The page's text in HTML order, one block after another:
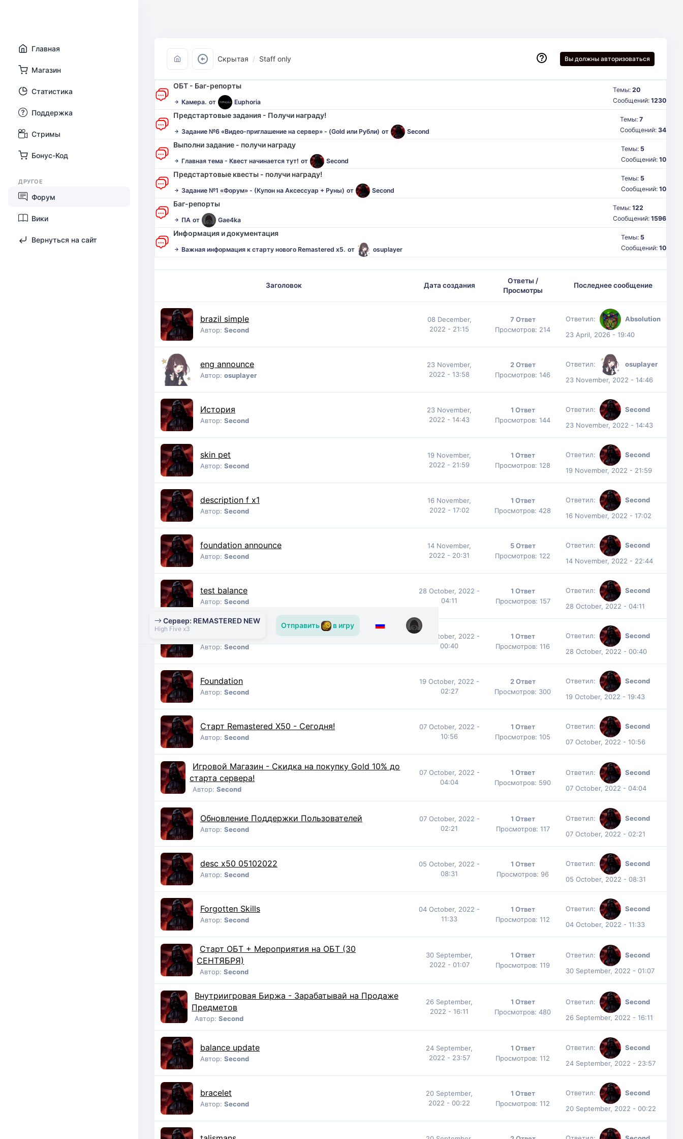
Сервер: REMASTERED NEW
High Five x3 Отправить в игру
Главная
Магазин
Статистика
Поддержка
Стримы
Бонус-Код
ДРУГОЕ
Форум
Вики
Вернуться на сайт
Скрытая Staff only Вы должны авторизоваться
ОБТ - Баг-репорты
Камера. от Euphoria
Темы: 20
Сообщений: 1230
Предстартовые задания - Получи награду!
Задание №6 «Видео-приглашение на сервер» - (Gold или Рубли) от Second
Темы: 7
Сообщений: 34
Выполни задание - получи награду
Главная тема - Квест начинается тут! от Second
Темы: 5
Сообщений: 10
Предстартовые квесты - получи награду!
Задание №1 «Форум» - (Купон на Аксессуар + Руны) от Second
Темы: 5
Сообщений: 10
Баг-репорты
ПА от Gae4ka
Темы: 122
Сообщений: 1596
Информация и документация
Важная информация к старту нового Remastered x5. от osuplayer
Темы: 5
Сообщений: 10
Заголовок Дата создания
Ответы /
Просмотры
Последнее сообщение
brazil simple
Автор: Second
08 December,
2022 - 21:15
7 Ответ
Просмотров: 214
Ответил:
Absolution
23 April, 2026 - 19:40
eng announce
Автор: osuplayer
23 November,
2022 - 13:58
2 Ответ
Просмотров: 146
Ответил:
osuplayer
23 November, 2022 - 14:46
История
Автор: Second
23 November,
2022 - 14:43
1 Ответ
Просмотров: 144
Ответил:
Second
23 November, 2022 - 14:43
skin pet
Автор: Second
19 November,
2022 - 21:59
1 Ответ
Просмотров: 128
Ответил:
Second
19 November, 2022 - 21:59
description f x1
Автор: Second
16 November,
2022 - 17:02
1 Ответ
Просмотров: 428
Ответил:
Second
16 November, 2022 - 17:02
foundation announce
Автор: Second
14 November,
2022 - 20:31
5 Ответ
Просмотров: 122
Ответил:
Second
14 November, 2022 - 22:44
test balance
Автор: Second
28 October, 2022 -
04:11
1 Ответ
Просмотров: 157
Ответил:
Second
28 October, 2022 - 04:11
Автор: Second
28 October, 2022 -
00:40
1 Ответ
Просмотров: 116
Ответил:
Second
28 October, 2022 - 00:40
Foundation
Автор: Second
19 October, 2022 -
02:27
2 Ответ
Просмотров: 300
Ответил:
Second
19 October, 2022 - 19:43
Старт Remastered X50 - Сегодня!
Автор: Second
07 October, 2022 -
10:56
1 Ответ
Просмотров: 105
Ответил:
Second
07 October, 2022 - 10:56
Игровой Магазин - Скидка на покупку Gold 10% до
старта сервера!
Автор:Second
07 October, 2022 -
04:04
1 Ответ
Просмотров: 590
Ответил:
Second
07 October, 2022 - 04:04
Обновление Поддержки Пользователей
Автор: Second
07 October, 2022 -
02:21
1 Ответ
Просмотров: 117
Ответил:
Second
07 October, 2022 - 02:21
desc x50 05102022
Автор: Second
05 October, 2022 -
08:31
1 Ответ
Просмотров: 96
Ответил:
Second
05 October, 2022 - 08:31
Forgotten Skills
Автор: Second
04 October, 2022 -
11:33
1 Ответ
Просмотров: 112
Ответил:
Second
04 October, 2022 - 11:33
Старт ОБТ + Мероприятия на ОБТ (30
СЕНТЯБРЯ)
Автор:Second
30 September,
2022 - 01:07
1 Ответ
Просмотров: 119
Ответил:
Second
30 September, 2022 - 01:07
Внутриигровая Биржа - Зарабатывай на Продаже
Предметов
Автор:Second
26 September,
2022 - 16:11
1 Ответ
Просмотров: 480
Ответил:
Second
26 September, 2022 - 16:11
balance update
Автор: Second
24 September,
2022 - 23:57
1 Ответ
Просмотров: 112
Ответил:
Second
24 September, 2022 - 23:57
bracelet
Автор: Second
20 September,
2022 - 00:22
1 Ответ
Просмотров: 112
Ответил:
Second
20 September, 2022 - 00:22